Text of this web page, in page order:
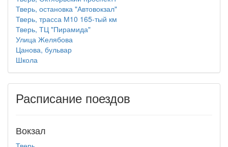
Тверь, остановка "Автовокзал"
Тверь, трасса М10 165-тый км
Тверь, ТЦ "Пирамида"
Улица Желябова
Цанова, бульвар
Школа
Расписание поездов
Вокзал